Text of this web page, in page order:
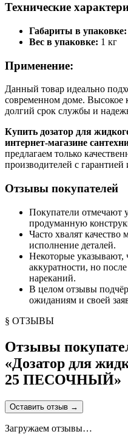
Технические
Габариты в упаковке:
Вес в упаковке: 1 кг
Применение:
Данный товар идеально
современном доме. Высокое
долгий срок службы и
Купить дозатор для
интернет-магазине
предлагаем только
производителей с
Отзывы покупателей
Покупатели отмечают
продуманную
Часто хвалят качество
исполнение деталей.
Некоторые указывают,
аккуратности, но
нареканий.
В целом отзывы
ожиданиям и своей
§ ОТЗЫВЫ
Отзывы
«Дозатор для
25 ПЕСОЧНЫЙ»
Оставить отзыв →
Загружаем отзывы…